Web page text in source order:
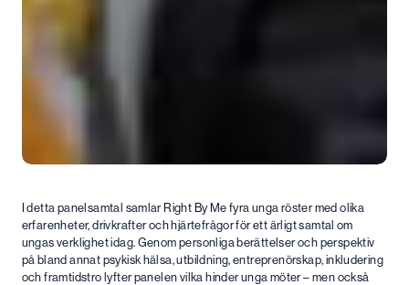
I detta panelsamtal samlar Right By Me fyra unga röster med olika
erfarenheter, drivkrafter och hjärtefrågor för ett ärligt samtal om
ungas verklighet idag. Genom personliga berättelser och perspektiv
på bland annat psykisk hälsa, utbildning, entreprenörskap, inkludering
och framtidstro lyfter panelen vilka hinder unga möter – men också